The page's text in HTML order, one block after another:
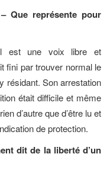
Que représente pour
est une voix libre et
fini par trouver normal le
résidant. Son arrestation
était difficile et même
d’autre que d’être lu et
de protection.
dit de la liberté d’un